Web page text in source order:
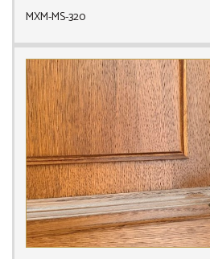
MXM-MS-320